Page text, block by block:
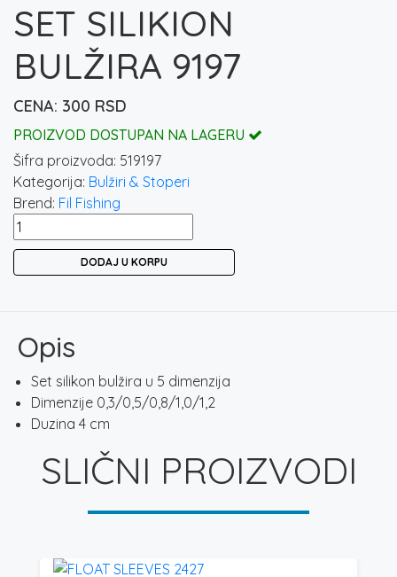
SET SILIKION
BULŽIRA 9197
300 RSD
PROIZVOD DOSTUPAN NA LAGERU
Šifra proizvoda: 519197
Kategorija: Bulžiri & Stoperi
Brend: Fil Fishing
SET
SILIKION
DODAJ U KORPU
Opis
Set silikon bulžira u 5 dimenzija
Dimenzije 0,3/0,5/0,8/1,0/1,2
Duzina 4 cm
SLIČNI PROIZVODI